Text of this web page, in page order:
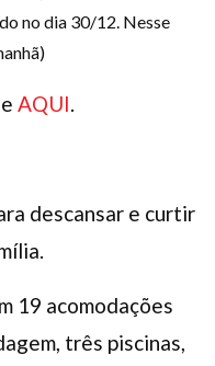
no dia 30/12. Nesse
AQUI.
descansar e curtir
19 acomodações
três piscinas,